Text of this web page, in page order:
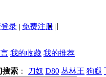
录 | 免费注册 ||
我的收藏 我的推荐
搜索 ： 刀奴 D80 丛林王 狗腿